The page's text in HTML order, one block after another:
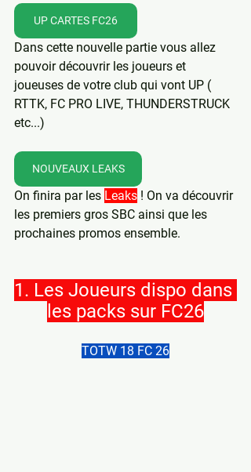
UP CARTES FC26
Dans cette nouvelle partie vous allez
pouvoir découvrir les joueurs et
joueuses de votre club qui vont UP (
RTTK, FC PRO LIVE, THUNDERSTRUCK
etc...)
NOUVEAUX LEAKS
On finira par les Leaks ! On va découvrir
les premiers gros SBC ainsi que les
prochaines promos ensemble.
1. Les Joueurs dispo dans
les packs sur FC26
TOTW 18 FC 26